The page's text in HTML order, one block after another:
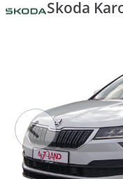
Skoda